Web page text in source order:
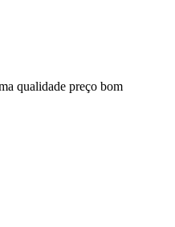
qualidade preço bom